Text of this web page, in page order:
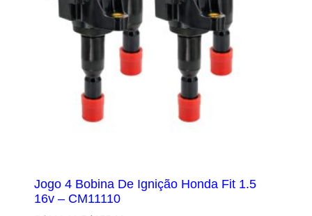
Jogo 4 Bobina De Ignição Honda Fit 1.5
16v – CM11110